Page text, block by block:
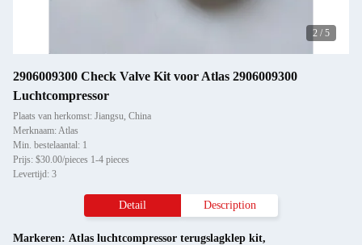
2 / 5
2906009300 Check Valve Kit voor Atlas 2906009300
Luchtcompressor
Plaats van herkomst: Jiangsu, China
Merknaam: Atlas
Min. bestelaantal: 1
Prijs: $30.00/pieces 1-4 pieces
Levertijd: 3
Detail Description
Markeren: Atlas luchtcompressor terugslagklep kit,